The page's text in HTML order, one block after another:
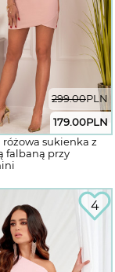
299.00PLN
179.00PLN
różowa sukienka z
falbaną przy
4